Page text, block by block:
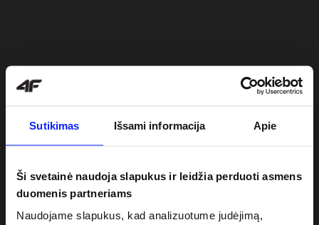
Sutikimas Išsami informacija Apie
Ši svetainė naudoja slapukus ir leidžia perduoti asmens
duomenis partneriams
Naudojame slapukus, kad analizuotume judėjimą,